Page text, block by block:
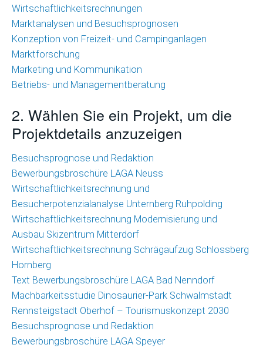
Marktforschung
Marketing
und
Kommunikation
Betriebs-
Managementberatung
Raumbezogene
Datenanalysen
(GIS)
Umfragetool
Qualitätsmonitor
Freizeit
Saisonmonitoring
Skigebiete
Deutschland
Veröffentlichungen
Projekte
Wirtschaftlichkeitsrechnungen
Marktanalysen und Besuchsprognosen
Konzeption von Freizeit- und Campinganlagen
Marktforschung
Marketing und Kommunikation
Betriebs- und Managementberatung
2. Wählen Sie ein Projekt, um die
Projektdetails anzuzeigen
Besuchsprognose und Redaktion
Bewerbungsbroschüre LAGA Neuss
Wirtschaftlichkeitsrechnung und
Besucherpotenzialanalyse Unternberg Ruhpolding
Wirtschaftlichkeitsrechnung Modernisierung und
Ausbau Skizentrum Mitterdorf
Wirtschaftlichkeitsrechnung Schrägaufzug Schlossberg
Hornberg
Text Bewerbungsbroschüre LAGA Bad Nenndorf
Machbarkeitsstudie Dinosaurier-Park Schwalmstadt
Rennsteigstadt Oberhof – Tourismuskonzept 2030
Besuchsprognose und Redaktion
Bewerbungsbroschüre LAGA Speyer